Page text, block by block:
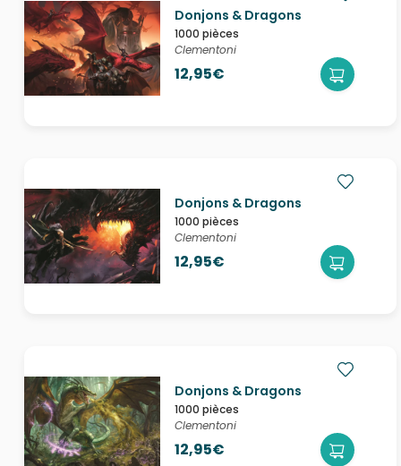
Donjons & Dragons
1000 pièces
Clementoni
12,95€
Donjons & Dragons
1000 pièces
Clementoni
12,95€
Donjons & Dragons
1000 pièces
Clementoni
12,95€